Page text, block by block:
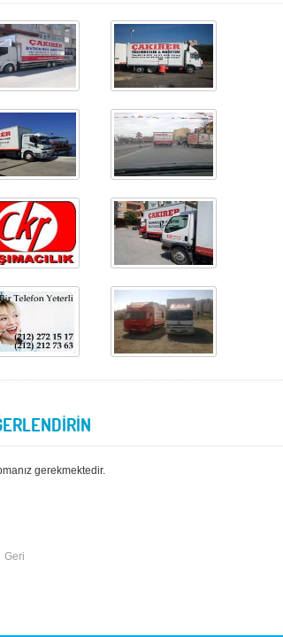
gerekmektedir.
Geri